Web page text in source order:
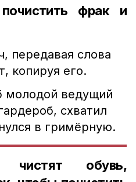
фрак и
передавая слова
копируя его.
молодой ведущий
схватил
в гримёрную.
чистят обувь,